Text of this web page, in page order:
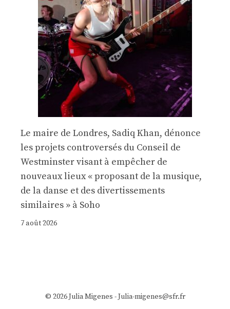
Le maire de Londres, Sadiq Khan, dénonce
les projets controversés du Conseil de
Westminster visant à empêcher de
nouveaux lieux « proposant de la musique,
de la danse et des divertissements
similaires » à Soho
7 août 2026
© 2026 Julia Migenes - Julia-migenes@sfr.fr